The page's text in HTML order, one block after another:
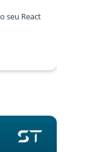
seu React